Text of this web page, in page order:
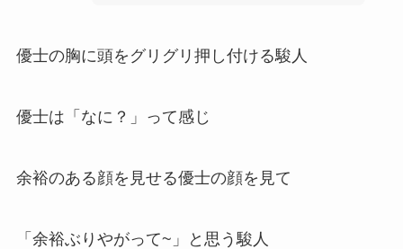
優士の胸に頭をグリグリ押し付ける駿人
優士は「なに？」って感じ
余裕のある顔を見せる優士の顔を見て
「余裕ぶりやがって~」と思う駿人